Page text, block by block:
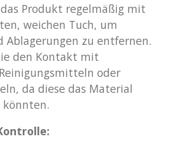
das Produkt regelmäßig mit
weichen Tuch, um
Ablagerungen zu entfernen.
den Kontakt mit
oder
da diese das Material
könnten.